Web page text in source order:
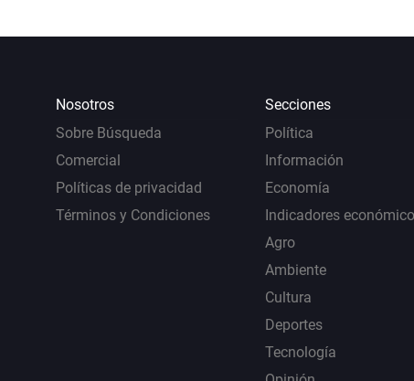
Nosotros
Sobre Búsqueda
Comercial
Políticas de privacidad
Términos y Condiciones
Secciones
Política
Información
Economía
Indicadores
Agro
Ambiente
Cultura
Deportes
Tecnología